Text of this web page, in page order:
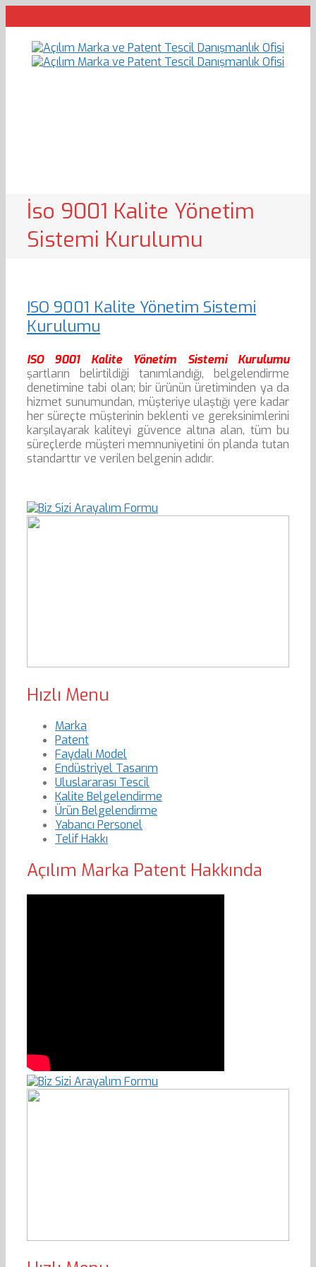
İso 9001 Kalite Yönetim
Sistemi Kurulumu
ISO 9001 Kalite Yönetim Sistemi
Kurulumu
ISO 9001 Kalite Yönetim Sistemi Kurulumu
şartların belirtildiği tanımlandığı, belgelendirme
denetimine tabi olan; bir ürünün üretiminden ya da
hizmet sunumundan, müşteriye ulaştığı yere kadar
her süreçte müşterinin beklenti ve gereksinimlerini
karşılayarak kaliteyi güvence altına alan, tüm bu
süreçlerde müşteri memnuniyetini ön planda tutan
standarttır ve verilen belgenin adıdır.
Hızlı Menu
Marka
Patent
Faydalı Model
Endüstriyel Tasarım
Uluslararası Tescil
Kalite Belgelendirme
Ürün Belgelendirme
Yabancı Personel
Telif Hakkı
Açılım Marka Patent Hakkında